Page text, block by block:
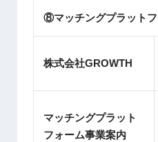
⑧マッチングプラット
株式会社GROWTH
マッチングプラット
フォーム事業案内